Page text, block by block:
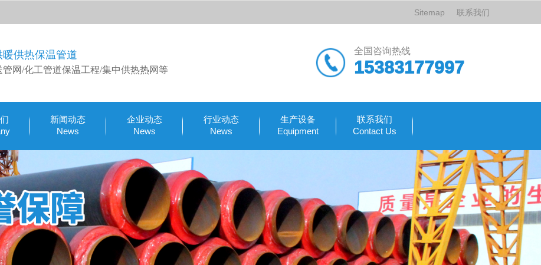
Sitemap 联系我们
供热保温管道
管网/化工管道保温工程/集中供热热网等
全国咨询热线
15383177997
新闻动态
News
企业动态
News
行业动态
News
生产设备
Equipment
联系我们
Contact Us